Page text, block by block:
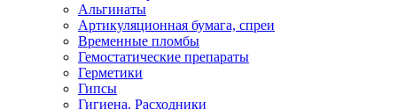
Альгинаты
Артикуляционная бумага, спреи
Временные пломбы
Гемостатические препараты
Герметики
Гипсы
Гигиена. Расходники